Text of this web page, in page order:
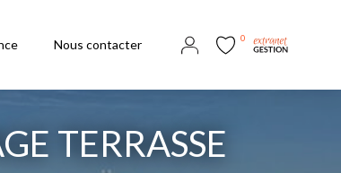
Nous contacter 0
TERRASSE